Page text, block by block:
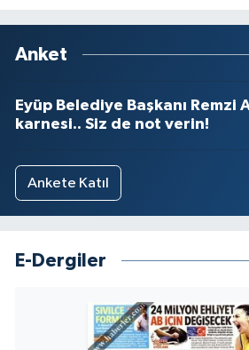
Anket
Eyüp Belediye Başkanı Remzi
karnesi.. Siz de not verin!
Ankete Katıl
E-Dergiler